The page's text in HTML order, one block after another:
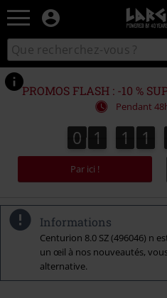
-
&
Rechercher
sur
le
catalogue
PROMOS FLASH : -10 %
Pendant
0
0 1
1 1
1 1
1
Par ici !
Informations
Centurion 8.0 SZ (496046) n
un œil à nos nouveautés,
alternative.